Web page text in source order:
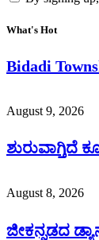
What's Hot
Bidadi
August 9, 2026
ಶುರುವಾಗ್ತಿದೆ
August 8, 2026
ಜೀಕನ್ನಡದ